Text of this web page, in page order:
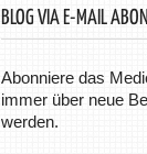
BLOG VIA E-MAIL
Abonniere das
immer über neue
werden.